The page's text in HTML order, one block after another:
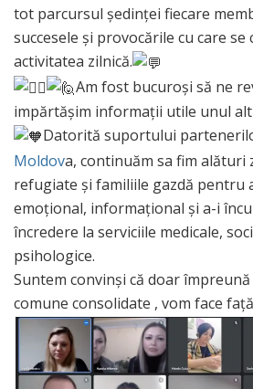
tot parcursul ședinței fiecare
succesele și provocările cu care
activitatea zilnică.
Am fost bucuroși să ne
impărtășim informații utile unul
Datorită suportului
Moldova, continuăm sa fim alături
refugiate și familiile gazdă pentru
emoțional, informațional și a-i
încredere la serviciile medicale,
psihologice.
Suntem convinși că doar
comune consolidate , vom face